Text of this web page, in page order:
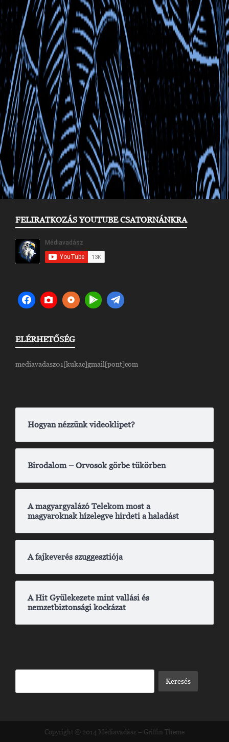
FELIRATKOZÁS YOUTUBE CSATORNÁNKRA
ELÉRHETŐSÉG
mediavadasz01[kukac]gmail[pont]com
Hogyan nézzünk videoklipet?
Birodalom – Orvosok görbe tükörben
A magyargyalázó Telekom most a
magyaroknak hízelegve hirdeti a haladást
A fajkeverés szuggesztiója
A Hit Gyülekezete mint vallási és
nemzetbiztonsági kockázat
Copyright © 2014 Médiavadász – Griffin Theme